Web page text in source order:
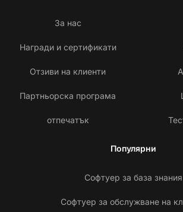
За нас
Награди и сертификати
Отзиви на клиенти
Партньорска програма
отпечатък
Популярни
Софтуер за база знания
Софтуер за обслужване на